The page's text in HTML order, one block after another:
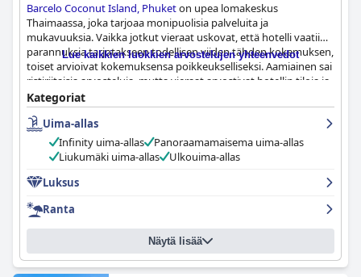
Barcelo Coconut Island, Phuketon upea lomakeskus
Thaimaassa, joka tarjoaa monipuolisia palveluita ja
mukavuuksia. Vaikka jotkut vieraat uskovat, että hotelli vaatii
parannuksia tarjotakseen todellisen viiden tähden kokemuksen,
toiset arvioivat kokemuksensa poikkeukselliseksi. Aamiainen sai
ristiriitaisia arvosteluja, mutta vieraat arvostivat hotellin tiloja ja
palveluita. Jotkut vieraat uskovat, että lomakeskus vaatii
merkittävää parannusta, jotta sitä voitaisiin kutsua viiden
tähden hotelliksi, mutta kaiken kaikkiaan vieraat kokivat, että
lomakeskus tarjoaa kaiken, mitä he odottivat viiden tähden
hotellilta. Joistakin negatiivisista arvosteluista huolimatta
monet vieraat nauttivat perusteellisesti.
Lue kaikkien luokkien arvostelujen yhteenvedot
Kategoriat
Uima-allas
Infinity uima-allas
Panoraamamaisema uima-allas
Liukumäki uima-allas
Ulkouima-allas
Luksus
Ranta
Näytä lisää